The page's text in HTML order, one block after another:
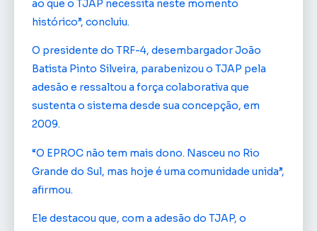
ao que o TJAP necessita neste momento
histórico”, concluiu.
O presidente do TRF-4, desembargador João
Batista Pinto Silveira, parabenizou o TJAP pela
adesão e ressaltou a força colaborativa que
sustenta o sistema desde sua concepção, em
2009.
“O EPROC não tem mais dono. Nasceu no Rio
Grande do Sul, mas hoje é uma comunidade unida”,
afirmou.
Ele destacou que, com a adesão do TJAP, o